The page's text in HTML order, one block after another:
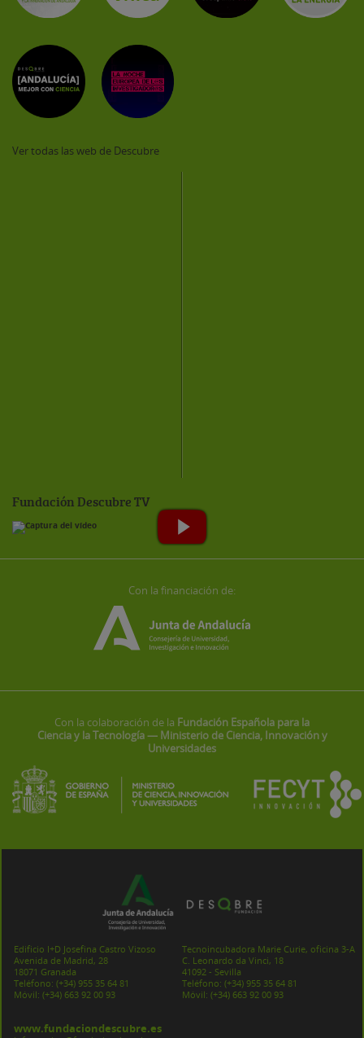
Ver todas las web de Descubre
Fundación Descubre TV
Con la financiación de:
Con la colaboración de la Fundación Española para la
Ciencia y la Tecnología — Ministerio de Ciencia, Innovación y
Universidades
Edificio I+D Josefina Castro Vizoso
Avenida de Madrid, 28
18071 Granada
Teléfono: (+34) 955 35 64 81
Móvil: (+34) 663 92 00 93
Tecnoincubadora Marie Curie, oficina 3-A
C. Leonardo da Vinci, 18
41092 - Sevilla
Teléfono: (+34) 955 35 64 81
Móvil: (+34) 663 92 00 93
www.fundaciondescubre.es